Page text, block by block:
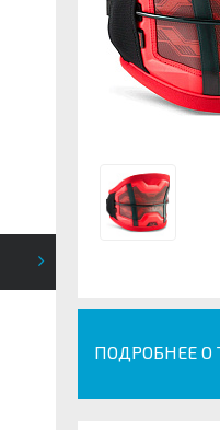
ПОДРОБНЕЕ О